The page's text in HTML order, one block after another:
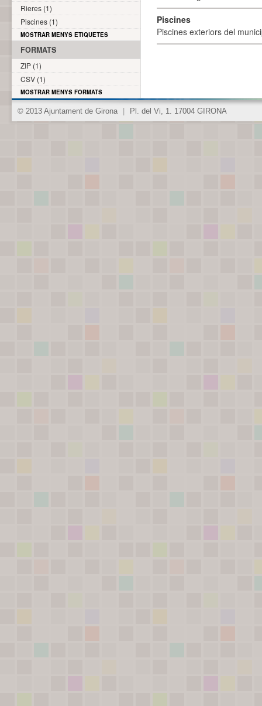
Piscines
Piscines exteriors del
Rieres (1)
Piscines (1)
MOSTRAR MENYS ETIQUETES
FORMATS
ZIP (1)
CSV (1)
MOSTRAR MENYS FORMATS
© 2013 Ajuntament de Girona Pl. del Vi, 1. 17004 GIRONA